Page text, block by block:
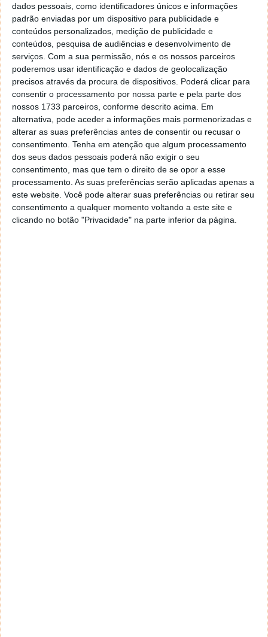
dados pessoais, como identificadores únicos e informações
padrão enviadas por um dispositivo para publicidade e
conteúdos personalizados, medição de publicidade e
conteúdos, pesquisa de audiências e desenvolvimento de
serviços. Com a sua permissão, nós e os nossos parceiros
poderemos usar identificação e dados de geolocalização
precisos através da procura de dispositivos. Poderá clicar para
consentir o processamento por nossa parte e pela parte dos
nossos 1733 parceiros, conforme descrito acima. Em
alternativa, pode aceder a informações mais pormenorizadas e
alterar as suas preferências antes de consentir ou recusar o
consentimento. Tenha em atenção que algum processamento
dos seus dados pessoais poderá não exigir o seu
consentimento, mas que tem o direito de se opor a esse
processamento. As suas preferências serão aplicadas apenas a
este website. Você pode alterar suas preferências ou retirar seu
consentimento a qualquer momento voltando a este site e
clicando no botão "Privacidade" na parte inferior da página.
O Hide "running in the background" Notification não
tem qualquer interface e apenas precisa que lhe
deem acesso às notificações e é para onde
encaminha os utilizadores. Devem ativar esse acesso
e aceitar o alerta do Android para os dados a que a
app pode aceder.
Desse momento em diante as notificações de apps
em segundo plano deixam de ser mostradas, ficando
apenas a notificação principal, caso esta exista.
Todos os que estão a usar já o Android Oreo e que
querem eliminar estas notificações incómodas têm
já uma solução. Não é original da Google ou do
Android, mas a verdade é que funciona e de forma
perfeita.